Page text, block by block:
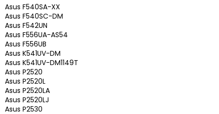
Asus F540SA-XX
Asus F540SC-DM
Asus F542UN
Asus F556UA-AS54
Asus F556UB
Asus K541UV-DM
Asus K541UV-DM1149T
Asus P2520
Asus P2520L
Asus P2520LA
Asus P2520LJ
Asus P2530